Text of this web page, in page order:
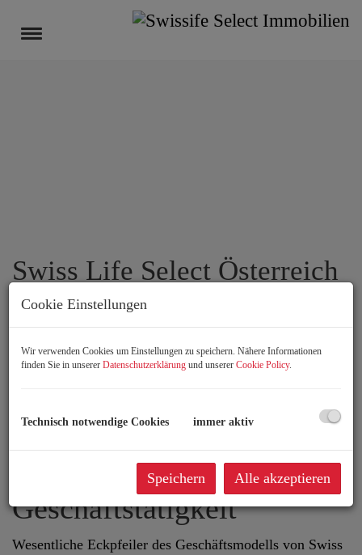
Navigation anzeigen
Swiss Life Select Österreich
Die Marke
Mit Swiss Life Select etablieren wir eine absolute
Markt.
bewährten Beratungsansatz des „Best Select“.
Geschäftstätigkeit
Wesentliche Eckpfeiler des Geschäftsmodells von Swiss
Cookie Einstellungen
Wir verwenden Cookies um Einstellungen zu speichern. Nähere Informationen
finden Sie in unserer Datenschutzerklärung und unserer Cookie Policy.
Technisch notwendige Cookies immer aktiv
Speichern Alle akzeptieren